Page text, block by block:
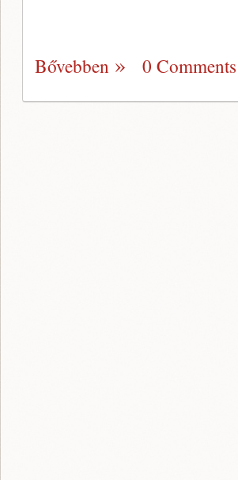
Bővebben 0 Comments